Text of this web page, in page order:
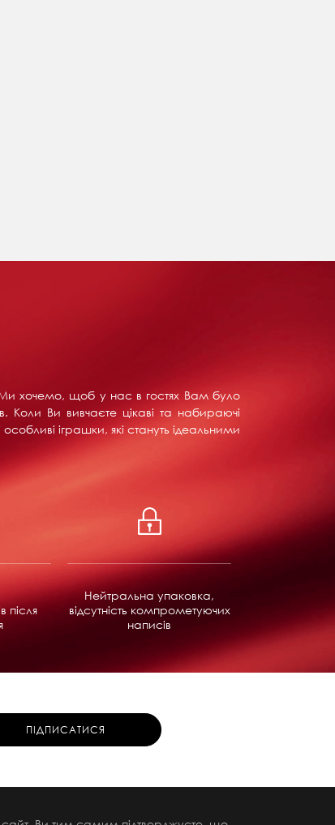
Ми хочемо, щоб у нас в гостях Вам було
Коли Ви вивчаєте цікаві та набираючі
іграшки, які стануть ідеальними
після
Нейтральна упаковка,
відсутність компрометуючих
написів